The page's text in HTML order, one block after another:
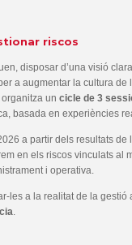
riscos
disposar d’una visió
a augmentar la cultura
organitza un cicle de 3
basada en experiències
a partir dels resultats de
en els riscos vinculats al
i operativa.
les a la realitat de la gestió
.